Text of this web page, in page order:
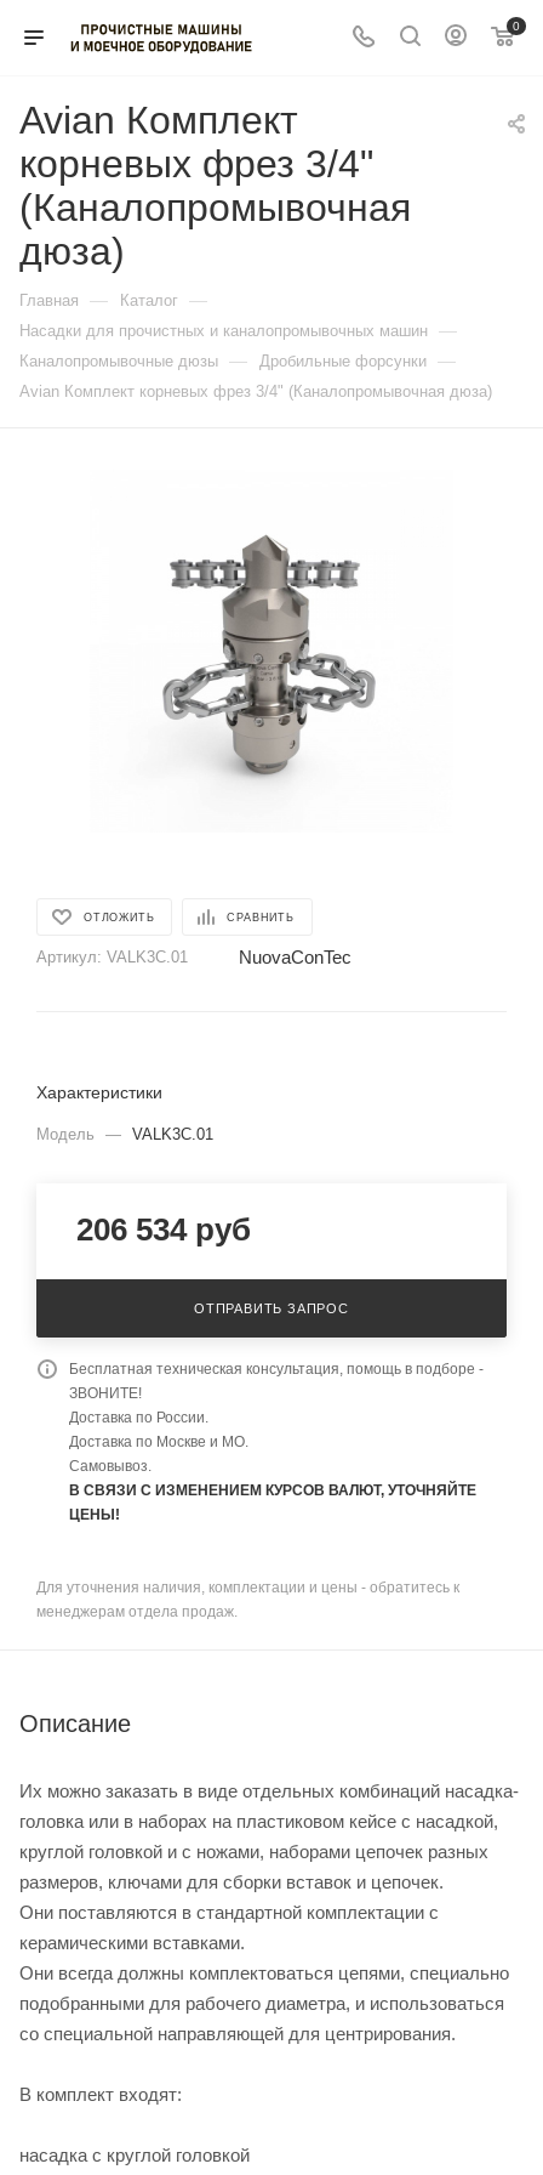
0
Avian Комплект
корневых фрез 3/4"
(Каналопромывочная
дюза)
Главная — Каталог —
Насадки для прочистных и каналопромывочных машин —
Каналопромывочные дюзы — Дробильные форсунки —
Avian Комплект корневых фрез 3/4" (Каналопромывочная дюза)
ОТЛОЖИТЬ СРАВНИТЬ
Артикул: VALK3C.01 NuovaConTec
Характеристики
Модель — VALK3C.01
206 534руб
ОТПРАВИТЬ ЗАПРОС
Бесплатная техническая консультация, помощь в подборе -
ЗВОНИТЕ!
Доставка по России.
Доставка по Москве и МО.
Самовывоз.
В СВЯЗИ С ИЗМЕНЕНИЕМ КУРСОВ ВАЛЮТ, УТОЧНЯЙТЕ
ЦЕНЫ!
Для уточнения наличия, комплектации и цены - обратитесь к
менеджерам отдела продаж.
Описание
Их можно заказать в виде отдельных комбинаций насадка-
головка или в наборах на пластиковом кейсе с насадкой,
круглой головкой и с ножами, наборами цепочек разных
размеров, ключами для сборки вставок и цепочек.
Они поставляются в стандартной комплектации с
керамическими вставками.
Они всегда должны комплектоваться цепями, специально
подобранными для рабочего диаметра, и использоваться
со специальной направляющей для центрирования.
В комплект входят:
насадка с круглой головкой